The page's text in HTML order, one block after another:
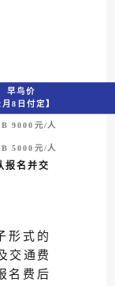
早鸟价
月8日付定】
9000元/人
5000元/人
报名并交
形式的
交通费
名费后